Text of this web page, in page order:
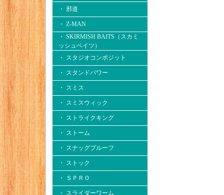
・ 邪道
・ Z-MAN
・ SKIRMISH BAITS（スカミ
ッシュベイツ）
・ スタジオコンポジット
・ スタンドパワー
・ スミス
・ スミスウィック
・ ストライクキング
・ ストーム
・ スナッグプルーフ
・ ストック
・ ＳＰＲＯ
・ スライダーワーム